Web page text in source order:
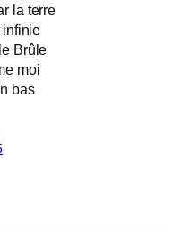
la terre
infinie
Brûle
moi
bas